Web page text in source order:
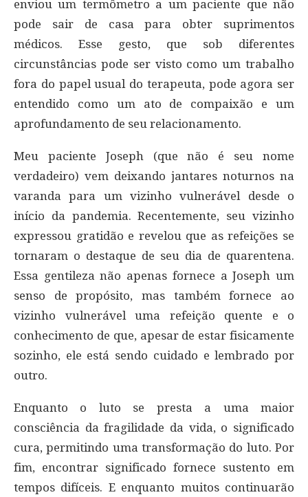
enviou um termômetro a um paciente que não
pode sair de casa para obter suprimentos
médicos. Esse gesto, que sob diferentes
circunstâncias pode ser visto como um trabalho
fora do papel usual do terapeuta, pode agora ser
entendido como um ato de compaixão e um
aprofundamento de seu relacionamento.
Meu paciente Joseph (que não é seu nome
verdadeiro) vem deixando jantares noturnos na
varanda para um vizinho vulnerável desde o
início da pandemia. Recentemente, seu vizinho
expressou gratidão e revelou que as refeições se
tornaram o destaque de seu dia de quarentena.
Essa gentileza não apenas fornece a Joseph um
senso de propósito, mas também fornece ao
vizinho vulnerável uma refeição quente e o
conhecimento de que, apesar de estar fisicamente
sozinho, ele está sendo cuidado e lembrado por
outro.
Enquanto o luto se presta a uma maior
consciência da fragilidade da vida, o significado
cura, permitindo uma transformação do luto. Por
fim, encontrar significado fornece sustento em
tempos difíceis. E enquanto muitos continuarão